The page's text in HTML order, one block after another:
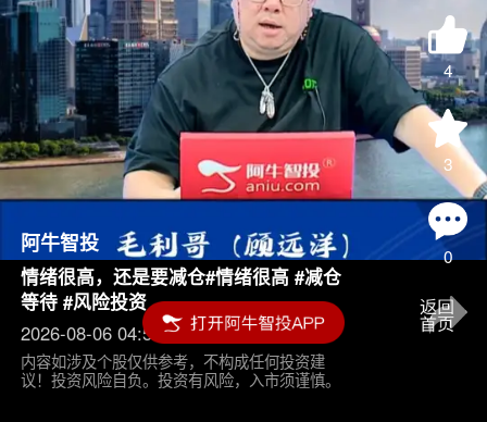
4
3
0
阿牛智投
情绪很高，还是要减仓#情绪很高 #减仓
等待 #风险投资
2026-08-06 04:55
内容如涉及个股仅供参考，不构成任何投资建
议！投资风险自负。投资有风险，入市须谨慎。